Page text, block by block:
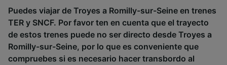
Puedes viajar de Troyes a Romilly-sur-Seine en trenes
TER y SNCF. Por favor ten en cuenta que el trayecto
de estos trenes puede no ser directo desde Troyes a
Romilly-sur-Seine, por lo que es conveniente que
compruebes si es necesario hacer transbordo al